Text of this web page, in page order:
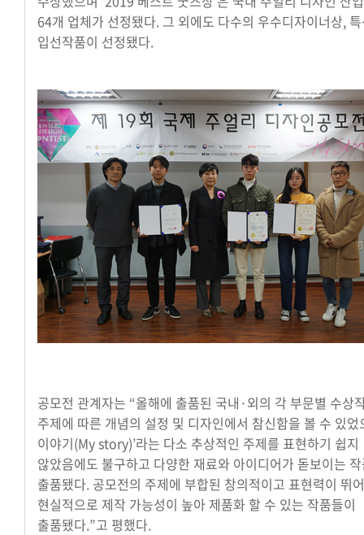
64개 업체가 선정됐다. 그 외에도 다수의 우수디자이너상,
입선작품이 선정됐다.
공모전 관계자는 “올해에 출품된 국내·외의 각 부문별 수상
주제에 따른 개념의 설정 및 디자인에서 참신함을 볼 수 있었
이야기(My story)’라는 다소 추상적인 주제를 표현하기 쉽지
않았음에도 불구하고 다양한 재료와 아이디어가 돋보이는
출품됐다. 공모전의 주제에 부합된 창의적이고 표현력이 뛰
현실적으로 제작 가능성이 높아 제품화 할 수 있는 작품들이
출품됐다.”고 평했다.